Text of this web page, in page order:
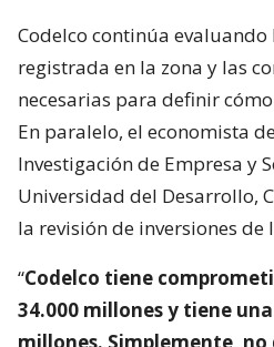
Codelco continúa
registrada en la zona y las
necesarias para definir
En paralelo, el economista
Investigación de Empresa y
Universidad del Desarrollo,
la revisión de inversiones de
“Codelco tiene
34.000 millones y tiene